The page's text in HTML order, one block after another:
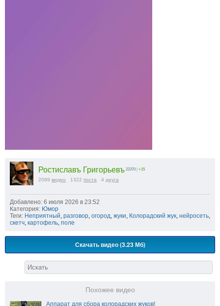
Ростиславъ Григорьевъ 22370 | +15
2099 видео 1322 поста 4 друга
Добавлено: 6 июля 2026 в 23:52
Категория: Юмор
Теги: Неприятный разговор огород жуки Колорадский жук нейросеть
скетч картофель поле
Скачать видео (3.23 Мб)
Похожее видео
Аппарат для сбора колорадских жуков!